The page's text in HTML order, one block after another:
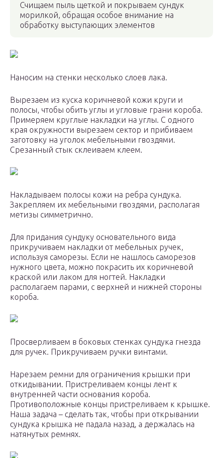
Счищаем пыль щеткой и покрываем сундук
морилкой, обращая особое внимание на
обработку выступающих элементов
Наносим на стенки несколько слоев лака.
Вырезаем из куска коричневой кожи круги и
полосы, чтобы обить углы и угловые грани короба.
Примеряем круглые накладки на углы. С одного
края окружности вырезаем сектор и прибиваем
заготовку на уголок мебельными гвоздями.
Срезанный стык склеиваем клеем.
Накладываем полосы кожи на ребра сундука.
Закрепляем их мебельными гвоздями, располагая
метизы симметрично.
Для придания сундуку основательного вида
прикручиваем накладки от мебельных ручек,
используя саморезы. Если не нашлось саморезов
нужного цвета, можно покрасить их коричневой
краской или лаком для ногтей. Накладки
располагаем парами, с верхней и нижней стороны
короба.
Просверливаем в боковых стенках сундука гнезда
для ручек. Прикручиваем ручки винтами.
Нарезаем ремни для ограничения крышки при
откидывании. Пристреливаем концы лент к
внутренней части основания короба.
Противоположные концы пристреливаем к крышке.
Наша задача – сделать так, чтобы при открывании
сундука крышка не падала назад, а держалась на
натянутых ремнях.